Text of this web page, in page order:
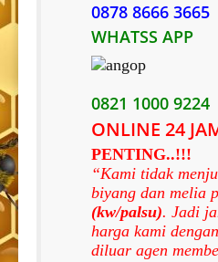
0878 8666 3665
WHATSS APP
0821 1000 9224
ONLINE 24
PENTING..!!!
“Kami tidak
biyang dan melia
(kw/palsu). Jadi
harga kami
diluar agen